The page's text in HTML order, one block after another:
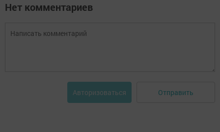
Нет комментариев
Авторизоваться Отправить